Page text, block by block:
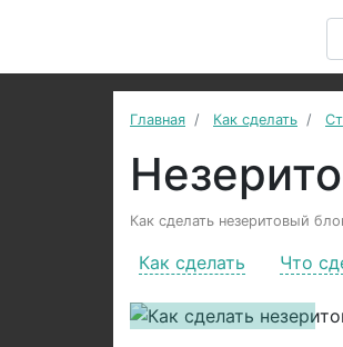
Главная Как сделать
Как сделать незеритовый
Как сделать Что
Previous